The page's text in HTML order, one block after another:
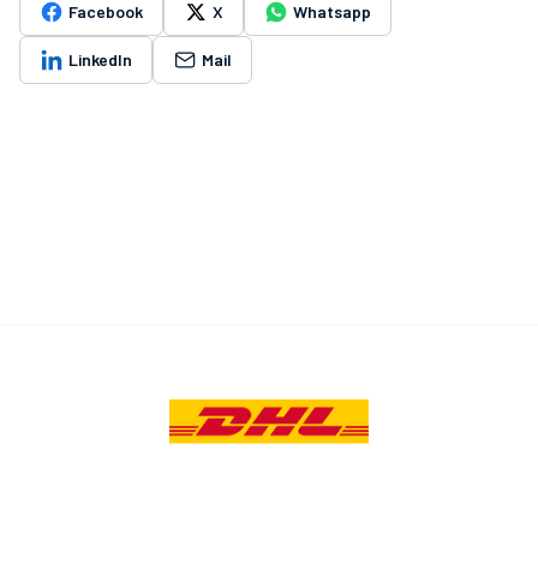
Facebook X Whatsapp
LinkedIn Mail